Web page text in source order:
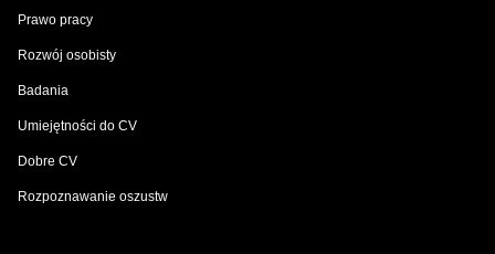
Prawo pracy
Rozwój osobisty
Badania
Umiejętności do CV
Dobre CV
Rozpoznawanie oszustw